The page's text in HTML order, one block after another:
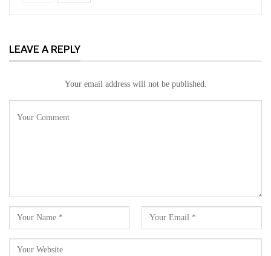
LEAVE A REPLY
Your email address will not be published.